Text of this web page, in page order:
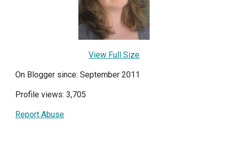
View Full Size
On Blogger since: September 2011
Profile views: 3,705
Report Abuse